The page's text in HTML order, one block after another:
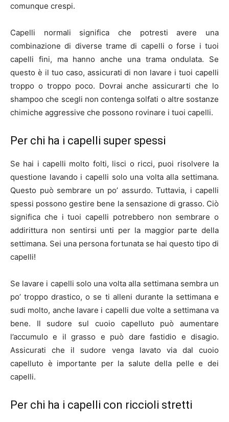
comunque crespi.
Capelli normali significa che potresti avere una
combinazione di diverse trame di capelli o forse i tuoi
capelli fini, ma hanno anche una trama ondulata. Se
questo è il tuo caso, assicurati di non lavare i tuoi capelli
troppo o troppo poco. Dovrai anche assicurarti che lo
shampoo che scegli non contenga solfati o altre sostanze
chimiche aggressive che possono rovinare i tuoi capelli.
Per chi ha i capelli super spessi
Se hai i capelli molto folti, lisci o ricci, puoi risolvere la
questione lavando i capelli solo una volta alla settimana.
Questo può sembrare un po’ assurdo. Tuttavia, i capelli
spessi possono gestire bene la sensazione di grasso. Ciò
significa che i tuoi capelli potrebbero non sembrare o
addirittura non sentirsi unti per la maggior parte della
settimana. Sei una persona fortunata se hai questo tipo di
capelli!
Se lavare i capelli solo una volta alla settimana sembra un
po’ troppo drastico, o se ti alleni durante la settimana e
sudi molto, anche lavare i capelli due volte a settimana va
bene. Il sudore sul cuoio capelluto può aumentare
l’accumulo e il grasso e può dare fastidio e disagio.
Assicurati che il sudore venga lavato via dal cuoio
capelluto è importante per la salute della pelle e dei
capelli.
Per chi ha i capelli con riccioli stretti